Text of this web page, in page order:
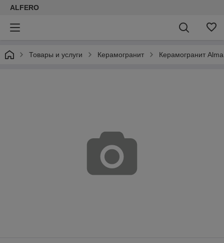
ALFERO
Товары и услуги Керамогранит Керамогранит